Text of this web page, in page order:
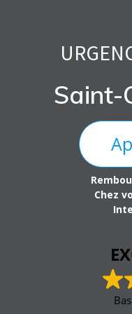
Saint-
Chez